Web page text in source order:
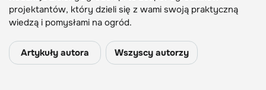
projektantów, który dzieli się z wami swoją praktyczną
wiedzą i pomysłami na ogród.
Artykuły autora Wszyscy autorzy